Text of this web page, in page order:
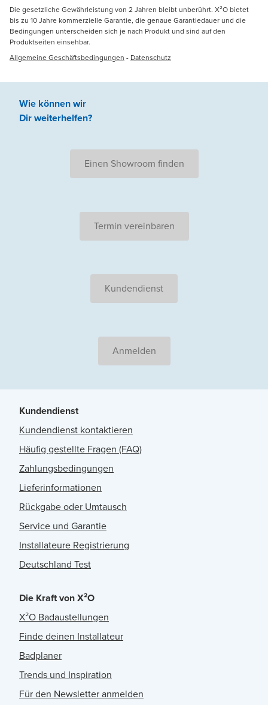
Die gesetzliche Gewährleistung von 2 Jahren bleibt unberührt. X²O bietet
bis zu 10 Jahre kommerzielle Garantie, die genaue Garantiedauer und die
Bedingungen unterscheiden sich je nach Produkt und sind auf den
Produktseiten einsehbar.
Allgemeine Geschäftsbedingungen - Datenschutz
Wie können wir
Dir weiterhelfen?
Einen Showroom finden
Termin vereinbaren
Kundendienst
Anmelden
Kundendienst
Kundendienst kontaktieren
Häufig gestellte Fragen (FAQ)
Zahlungsbedingungen
Lieferinformationen
Rückgabe oder Umtausch
Service und Garantie
Installateure Registrierung
Deutschland Test
Die Kraft von X²O
X²O Badaustellungen
Finde deinen Installateur
Badplaner
Trends und Inspiration
Für den Newsletter anmelden